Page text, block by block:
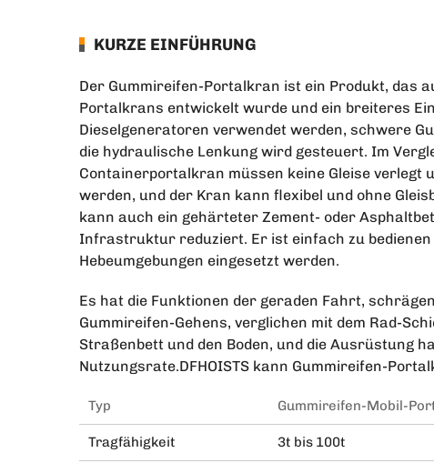
KURZE EINFÜHRUNG
Der Gummireifen-Portalkran ist ein Produkt, das
Portalkrans entwickelt wurde und ein breiteres
Dieselgeneratoren verwendet werden, schwere
die hydraulische Lenkung wird gesteuert. Im
Containerportalkran müssen keine Gleise
werden, und der Kran kann flexibel und ohne
kann auch ein gehärteter Zement- oder
Infrastruktur reduziert. Er ist einfach zu
Hebeumgebungen eingesetzt werden.
Es hat die Funktionen der geraden Fahrt,
Gummireifen-Gehens, verglichen mit dem Rad-
Straßenbett und den Boden, und die Ausrüstung
Nutzungsrate.DFHOISTS kann Gummireifen-
Typ Gummireifen-Mobil-
Tragfähigkeit 3t bis 100t